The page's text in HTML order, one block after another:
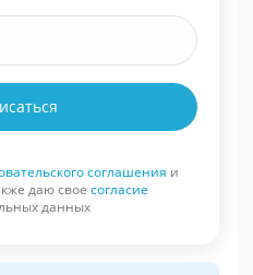
соглашения и
даю свое согласие
данных